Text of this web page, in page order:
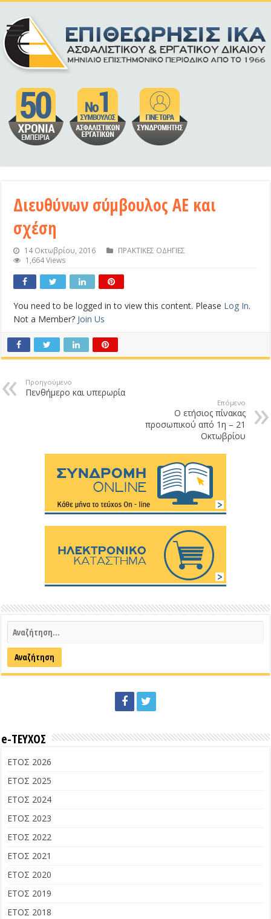
Διευθύνων σύμβουλος ΑΕ και
σχέση
14 Οκτωβρίου, 2016
ΠΡΑΚΤΙΚΕΣ ΟΔΗΓΙΕΣ
1,664 Views
You need to be logged in to view this content. Please Log In.
Not a Member? Join Us
Προηγούμενο
Πενθήμερο και υπερωρία
Επόμενο
Ο ετήσιος πίνακας
προσωπικού από 1η – 21
Οκτωβρίου
e-ΤΕΥΧΟΣ
ΕΤΟΣ 2026
ΕΤΟΣ 2025
ΕΤΟΣ 2024
ΕΤΟΣ 2023
ΕΤΟΣ 2022
ΕΤΟΣ 2021
ΕΤΟΣ 2020
ΕΤΟΣ 2019
ΕΤΟΣ 2018